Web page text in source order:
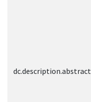
dc.description.abstract